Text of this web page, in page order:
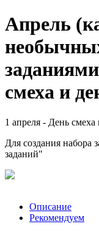
Апрель
смеха и
1 апреля - День
Для создания набора
заданий"
Описание
Рекомендуем